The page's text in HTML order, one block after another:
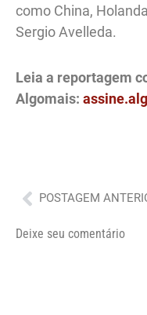
como China,
Sergio Avelleda.
Leia a reportagem
Algomais:
Anterior
POSTAGEM
Deixe seu comentário